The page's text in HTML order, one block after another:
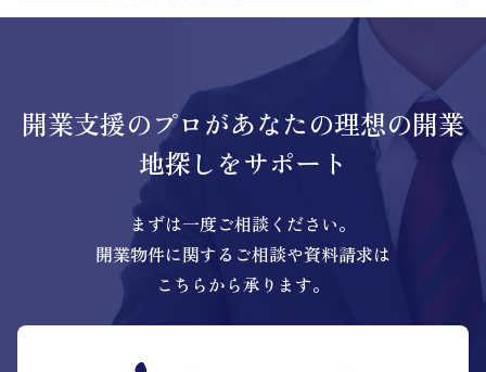
開業支援のプロがあなたの理想の開業
地探しをサポート
まずは一度ご相談ください。
開業物件に関するご相談や資料請求は
こちらから承ります。